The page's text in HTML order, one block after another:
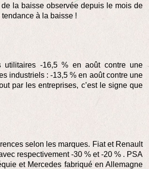
la baisse observée depuis le mois de
à la baisse !
-16,5 % en août contre une
industriels : -13,5 % en août contre une
par les entreprises, c’est le signe que
selon les marques. Fiat et Renault
respectivement -30 % et -20 % . PSA
et Mercedes fabriqué en Allemagne